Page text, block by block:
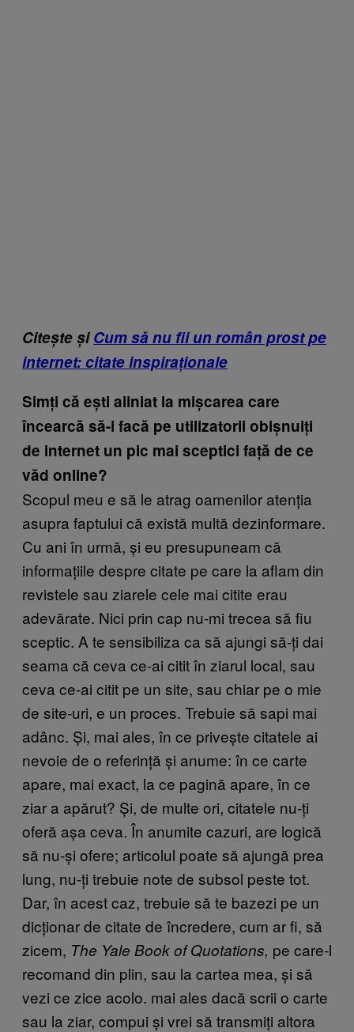
Citește șiCum să nu fii un român prost pe
internet: citate inspiraționale
Simți că ești aliniat la mișcarea care
încearcă să-i facă pe utilizatorii obișnuiți
de internet un pic mai sceptici față de ce
văd online?
Scopul meu e să le atrag oamenilor atenția
asupra faptului că există multă dezinformare.
Cu ani în urmă, și eu presupuneam că
informațiile despre citate pe care la aflam din
revistele sau ziarele cele mai citite erau
adevărate. Nici prin cap nu-mi trecea să fiu
sceptic. A te sensibiliza ca să ajungi să-ți dai
seama că ceva ce-ai citit în ziarul local, sau
ceva ce-ai citit pe un site, sau chiar pe o mie
de site-uri, e un proces. Trebuie să sapi mai
adânc. Și, mai ales, în ce privește citatele ai
nevoie de o referință și anume: în ce carte
apare, mai exact, la ce pagină apare, în ce
ziar a apărut? Și, de multe ori, citatele nu-ți
oferă așa ceva. În anumite cazuri, are logică
să nu-și ofere; articolul poate să ajungă prea
lung, nu-ți trebuie note de subsol peste tot.
Dar, în acest caz, trebuie să te bazezi pe un
dicționar de citate de încredere, cum ar fi, să
zicem, The Yale Book of Quotations, pe care-l
recomand din plin, sau la cartea mea, și să
vezi ce zice acolo. mai ales dacă scrii o carte
sau la ziar, compui și vrei să transmiți altora